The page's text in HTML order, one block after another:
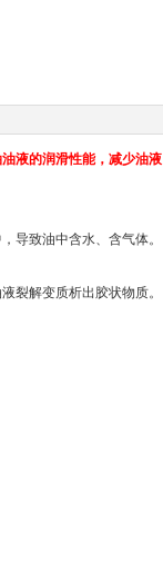
液的润滑性能，减少油液
致油中含水、含气体。
解变质析出胶状物质。